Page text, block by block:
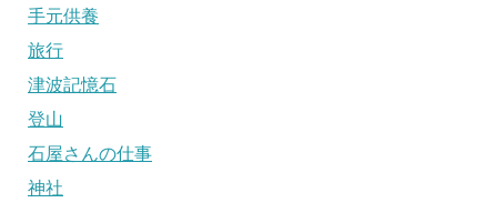
手元供養
旅行
津波記憶石
登山
石屋さんの仕事
神社